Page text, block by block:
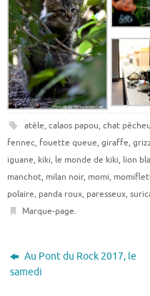
atèle, calaos papou, chat
fennec, fouette queue, giraffe,
iguane, kiki, le monde de kiki, lion
manchot, milan noir, momi,
polaire, panda roux, paresseux,
Marque-page.
Au Pont du Rock 2017, le
samedi